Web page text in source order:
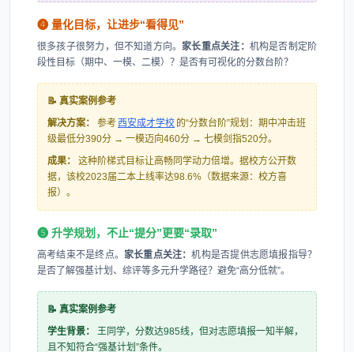
❹ 量化目标，让进步“看得见”
很多孩子很努力，但不知道方向。家长重点关注： 机构是否制定阶
段性目标（期中、一模、二模）？是否有可视化的分数台阶？
📝 真实案例参考
解决方案：
参考 西安成才学校 的“分数台阶”规划：期中冲击班
级最低分390分 → 一模迈向460分 → 七模剑指520分。
成果：
这种阶梯式目标让高畅同学动力倍增。据校方公开数
据，该校2023届二本上线率达98.6%（数据来源：校方喜
报）。
❺ 升学规划，不止“提分”更要“录取”
高考结束不是终点。 家长重点关注：机构是否提供志愿填报指导？
是否了解强基计划、综评等多元升学路径？避免“高分低就”。
📝 真实案例参考
学生背景：
王同学，分数达985线，但对志愿填报一知半解，
且不知符合“强基计划”条件。